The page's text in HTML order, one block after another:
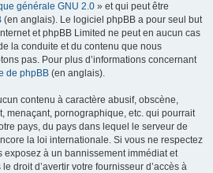
générale GNU 2.0 » et qui peut être
(en anglais). Le logiciel phpBB a pour seul but
et phpBB Limited ne peut en aucun cas
la conduite et du contenu que nous
pas. Pour plus d’informations concernant
de phpBB (en anglais).
contenu à caractère abusif, obscène,
menaçant, pornographique, etc. qui pourrait
pays, du pays dans lequel le serveur de
la loi internationale. Si vous ne respectez
exposez à un bannissement immédiat et
droit d’avertir votre fournisseur d’accès à